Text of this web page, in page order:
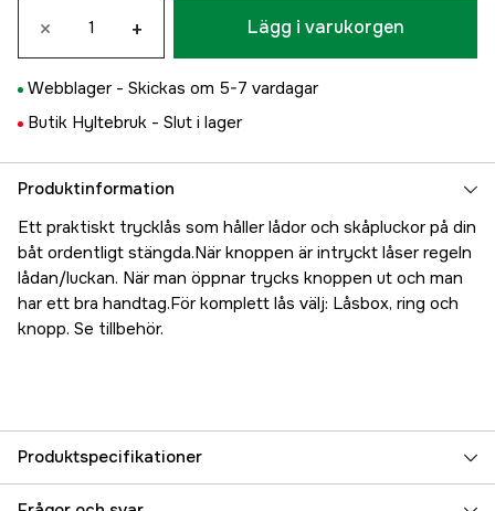
× + Lägg i varukorgen
Webblager - Skickas om 5-7 vardagar
Butik Hyltebruk - Slut i lager
Produktinformation
Ett praktiskt trycklås som håller lådor och skåpluckor på din
båt ordentligt stängda.När knoppen är intryckt låser regeln
lådan/luckan. När man öppnar trycks knoppen ut och man
har ett bra handtag.För komplett lås välj: Låsbox, ring och
knopp. Se tillbehör.
Produktspecifikationer